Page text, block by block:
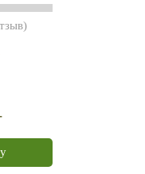
)